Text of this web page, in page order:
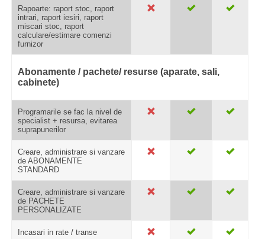
Rapoarte: raport stoc, raport
intrari, raport iesiri, raport
miscari stoc, raport
calculare/estimare comenzi
furnizor
Abonamente / pachete/ resurse (aparate, sali,
cabinete)
Programarile se fac la nivel de
specialist + resursa, evitarea
suprapunerilor
Creare, administrare si vanzare
de ABONAMENTE
STANDARD
Creare, administrare si vanzare
de PACHETE
PERSONALIZATE
Incasari in rate / transe